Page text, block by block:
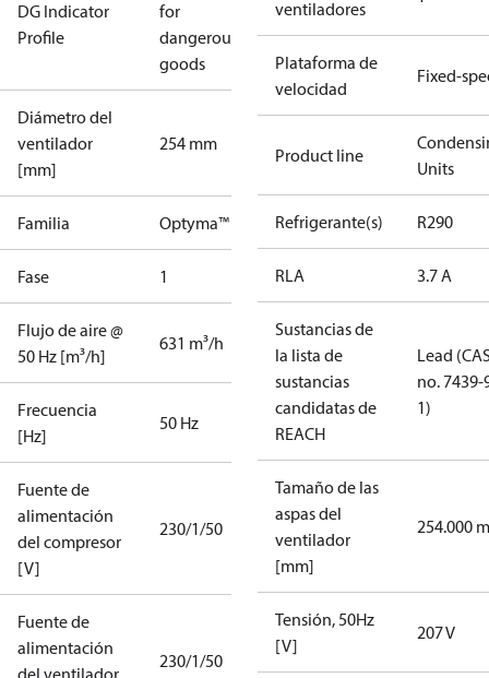
DG Indicator
Profile
for
dangerous
goods
Diámetro del
ventilador
[mm]
254 mm
Familia Optyma™
Fase 1
Flujo de aire @
50 Hz [m³/h]
631 m³/h
Frecuencia
[Hz]
50 Hz
Fuente de
alimentación
del compresor
[V]
230/1/50
Fuente de
alimentación
del ventilador
230/1/50
ventiladores
Plataforma de
velocidad
Fixed-
Product line
Units
Refrigerante(s) R290
RLA 3.7 A
Sustancias de
la lista de
sustancias
candidatas de
REACH
Lead
no. 7439-
1)
Tamaño de las
aspas del
ventilador
[mm]
254.000
Tensión, 50Hz
[V]
207 V